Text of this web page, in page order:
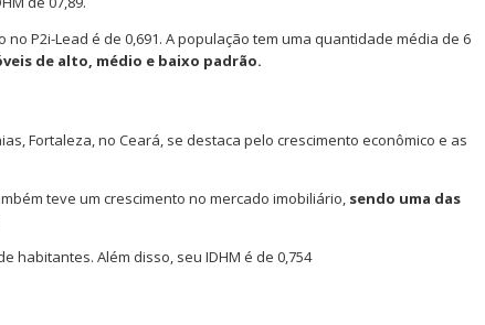
P2i-Lead é de 0,691. A população tem uma quantidade média de 6
de alto, médio e baixo padrão.
Fortaleza, no Ceará, se destaca pelo crescimento econômico e as
teve um crescimento no mercado imobiliário, sendo uma das
habitantes. Além disso, seu IDHM é de 0,754